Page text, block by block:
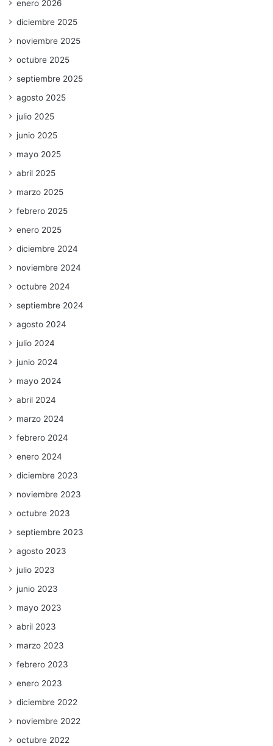
enero 2026
diciembre 2025
noviembre 2025
octubre 2025
septiembre 2025
agosto 2025
julio 2025
junio 2025
mayo 2025
abril 2025
marzo 2025
febrero 2025
enero 2025
diciembre 2024
noviembre 2024
octubre 2024
septiembre 2024
agosto 2024
julio 2024
junio 2024
mayo 2024
abril 2024
marzo 2024
febrero 2024
enero 2024
diciembre 2023
noviembre 2023
octubre 2023
septiembre 2023
agosto 2023
julio 2023
junio 2023
mayo 2023
abril 2023
marzo 2023
febrero 2023
enero 2023
diciembre 2022
noviembre 2022
octubre 2022